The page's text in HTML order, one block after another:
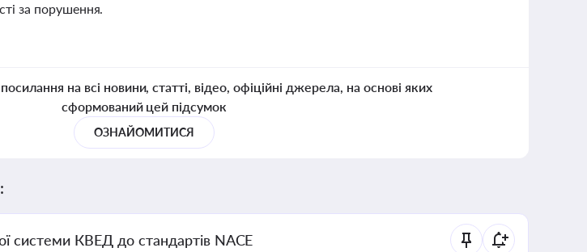
за порушення.
на всі новини, статті, відео, офіційні джерела, на основі яких
сформований цей підсумок
ОЗНАЙОМИТИСЯ
системи КВЕД до стандартів NACE